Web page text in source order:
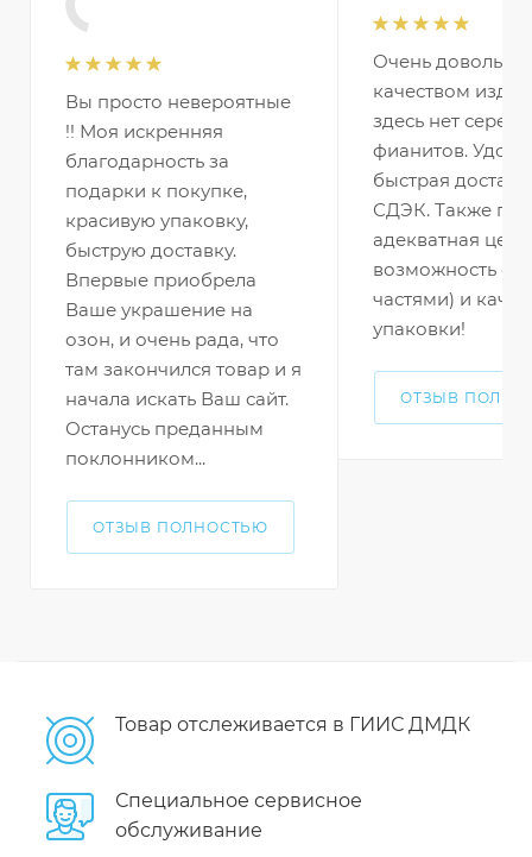
Вы просто невероятные
!! Моя искренняя
благодарность за
подарки к покупке,
красивую упаковку,
быструю доставку.
Впервые приобрела
Ваше украшение на
озон, и очень рада, что
там закончился товар и я
начала искать Ваш сайт.
Останусь преданным
поклонником...
ОТЗЫВ ПОЛНОСТЬЮ
Очень довольна
качеством
здесь нет
фианитов.
быстрая
СДЭК. Также
адекватная цена
возможность
частями) и
упаковки!
ОТЗЫВ
Товар отслеживается в ГИИС ДМДК
Специальное сервисное
обслуживание